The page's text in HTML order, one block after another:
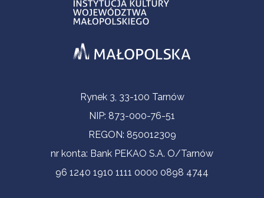
Informacje kontaktoweRynek 3, 33-100 Tarnów
NIP: 873-000-76-51
REGON: 850012309
nr konta: Bank PEKAO S.A. O/Tarnów
96 1240 1910 1111 0000 0898 4744